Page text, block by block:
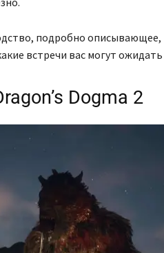
подробно
встречи вас могут ожидать
Dogma 2